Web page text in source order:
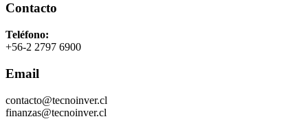
Contacto
Teléfono:
+56-2 2797 6900
Email
contacto@tecnoinver.cl
finanzas@tecnoinver.cl